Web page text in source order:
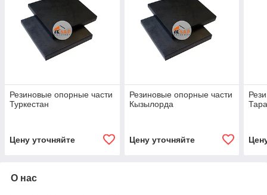
Резиновые опорные части
Туркестан
Цену уточняйте
Резиновые опорные части
Кызылорда
Цену уточняйте
О нас